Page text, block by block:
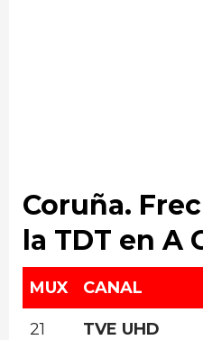
Coruña.
la TDT en A
MUX CANAL
21 TVE UHD